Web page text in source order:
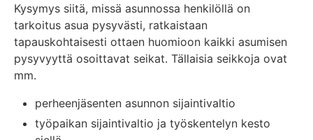
Kysymys siitä, missä asunnossa henkilöllä on
tarkoitus asua pysyvästi, ratkaistaan
tapauskohtaisesti ottaen huomioon kaikki asumisen
pysyvyyttä osoittavat seikat. Tällaisia seikkoja ovat
mm.
perheenjäsenten asunnon sijaintivaltio
työpaikan sijaintivaltio ja työskentelyn kesto